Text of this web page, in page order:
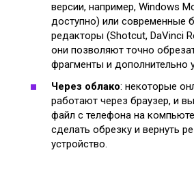
версии, например, Windows
доступно) или современные
редакторы (Shotcut, DaVinci
они позволяют точно
фрагменты и дополнительно
Через облако: некоторые
работают через браузер, и
файл с телефона на
сделать обрезку и вернуть
устройство.